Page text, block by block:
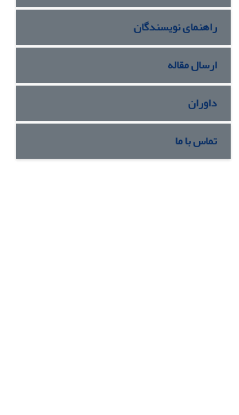
راهنمای نویسندگان
ارسال مقاله
داوران
تماس با ما